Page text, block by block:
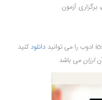
آزمون
دانلود کنید
ارزان می باشد